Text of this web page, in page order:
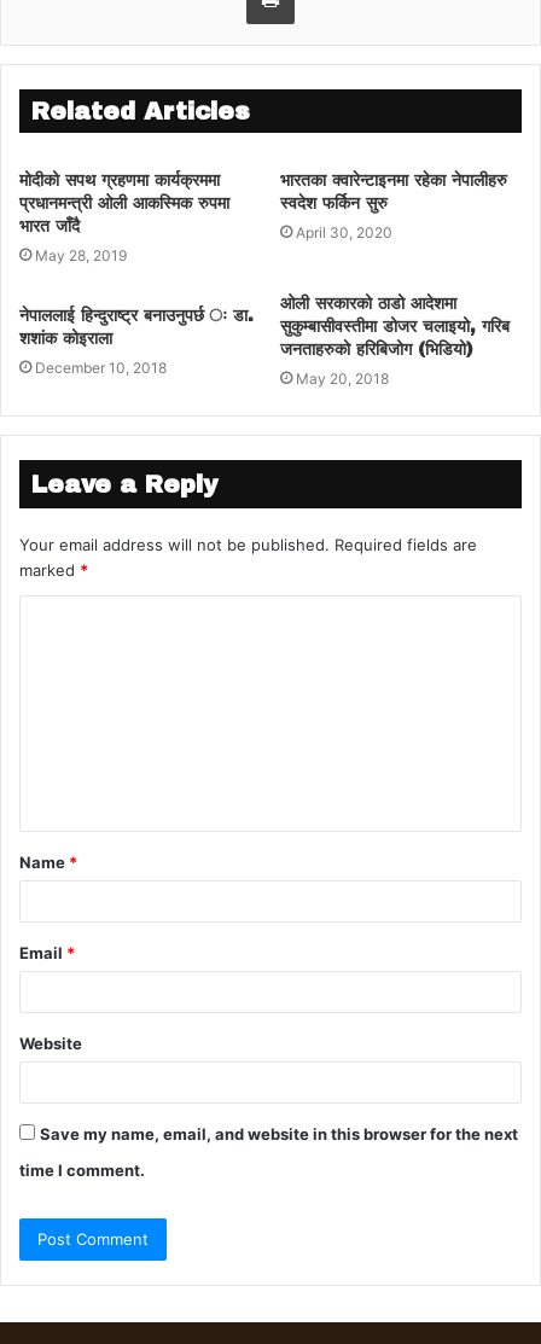
Related Articles
मोदीको सपथ ग्रहणमा कार्यक्रममा
प्रधानमन्त्री ओली आकस्मिक रुपमा
भारत जाँदै
May 28, 2019
भारतका क्वारेन्टाइनमा रहेका नेपालीहरु
स्वदेश फर्किन सुरु
April 30, 2020
नेपाललाई हिन्दुराष्ट्र बनाउनुपर्छ ः डा.
शशांक कोइराला
December 10, 2018
ओली सरकारको ठाडो आदेशमा
सुकुम्बासीवस्तीमा डोजर चलाइयो, गरिब
जनताहरुको हरिबिजोग (भिडियो)
May 20, 2018
Leave a Reply
Your email address will not be published. Required fields are
marked *
Name *
Email *
Website
Save my name, email, and website in this browser for the next
time I comment.